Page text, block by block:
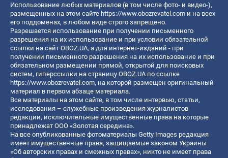
Использование любых материалов (в том числе фото- и видео-),
размещенных на этом сайте https://www.obozrevatel.com и на всех
его поддоменах, в любом виде строго запрещено.
Разрешается использование при получении письменного
разрешения на их использование и при условии обязательной
ссылки на сайт OBOZ.UA, а для интернет-изданий - при
получении письменного разрешения на их использование и при
обязательном размещении прямой, открытой для поисковых
систем, гиперссылки на страницу OBOZ.UA по ссылке
https://www.obozrevatel.com, на которой размещен оригинальный
материал в первом абзаце материала.
Все материалы на этом сайте, в том числе интервью, статьи,
исследования – служебные произведения журналистов
редакции, исключительные имущественные права на которые
принадлежат ООО «Золотая середина».
На все опубликованные фотоматериалы Getty Images редакция
имеет имущественные права, защищаемые законом Украины
«Об авторских правах и смежных правах», никто не имеет права